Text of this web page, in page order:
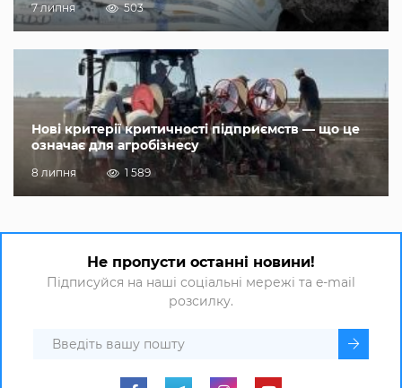
7 липня 503
Нові критерії критичності підприємств — що це
означає для агробізнесу
8 липня 1 589
Не пропусти останні новини!
Підписуйся на наші соціальні мережі та e-mail
розсилку.